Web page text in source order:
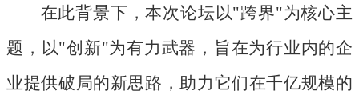
在此背景下，本次论坛以"跨界"为核心主
题，以"创新"为有力武器，旨在为行业内的企
业提供破局的新思路，助力它们在千亿规模的